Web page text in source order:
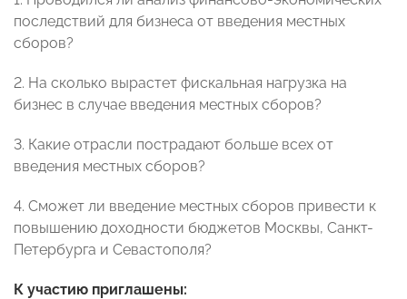
последствий для бизнеса от введения местных
сборов?
2. На сколько вырастет фискальная нагрузка на
бизнес в случае введения местных сборов?
3. Какие отрасли пострадают больше всех от
введения местных сборов?
4. Сможет ли введение местных сборов привести к
повышению доходности бюджетов Москвы, Санкт-
Петербурга и Севастополя?
К участию приглашены: